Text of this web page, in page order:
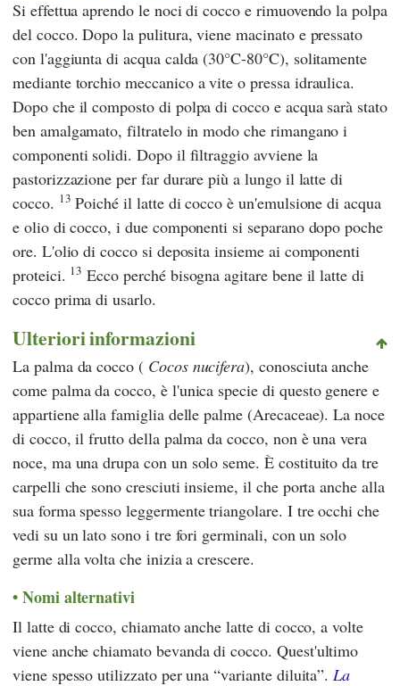
Si effettua aprendo le noci di cocco e rimuovendo la polpa
del cocco. Dopo la pulitura, viene macinato e pressato
con l'aggiunta di acqua calda (30°C-80°C), solitamente
mediante torchio meccanico a vite o pressa idraulica.
Dopo che il composto di polpa di cocco e acqua sarà stato
ben amalgamato, filtratelo in modo che rimangano i
componenti solidi. Dopo il filtraggio avviene la
pastorizzazione per far durare più a lungo il latte di
cocco. 13 Poiché il latte di cocco è un'emulsione di acqua
e olio di cocco, i due componenti si separano dopo poche
ore. L'olio di cocco si deposita insieme ai componenti
proteici. 13 Ecco perché bisogna agitare bene il latte di
cocco prima di usarlo.
Ulteriori informazioni
La palma da cocco ( Cocos nucifera), conosciuta anche
come palma da cocco, è l'unica specie di questo genere e
appartiene alla famiglia delle palme (Arecaceae). La noce
di cocco, il frutto della palma da cocco, non è una vera
noce, ma una drupa con un solo seme. È costituito da tre
carpelli che sono cresciuti insieme, il che porta anche alla
sua forma spesso leggermente triangolare. I tre occhi che
vedi su un lato sono i tre fori germinali, con un solo
germe alla volta che inizia a crescere.
Nomi alternativi
Il latte di cocco, chiamato anche latte di cocco, a volte
viene anche chiamato bevanda di cocco. Quest'ultimo
viene spesso utilizzato per una “variante diluita”. La